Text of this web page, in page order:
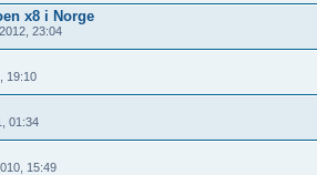
x8 i Norge
23:04
19:10
01:34
15:49